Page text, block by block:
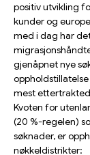
positiv utvikling
kunder og
med i dag har
gjenåpnet nye
oppholdstillatelse
mest
Kvoten for
(20 %-regelen)
søknader, er
nøkkeldistrikter: